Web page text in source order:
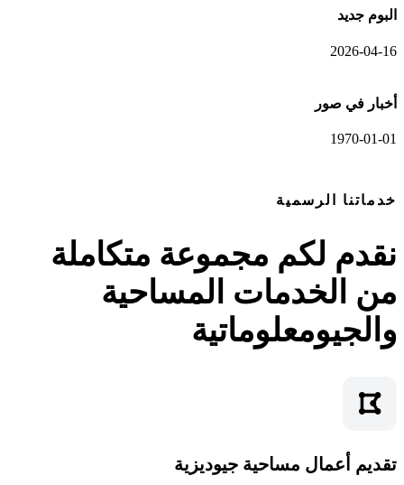
البوم جديد
2026-04-16
أخبار في صور
1970-01-01
خدماتنا الرسمية
نقدم لكم مجموعة متكاملة
من الخدمات المساحية
والجيومعلوماتية
تقديم أعمال مساحية جيوديزية